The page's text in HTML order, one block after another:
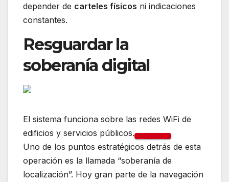
depender de carteles físicos ni indicaciones
constantes.
Resguardar la
soberanía digital
El sistema funciona sobre las redes WiFi de
edificios y servicios públicos.
Uno de los puntos estratégicos detrás de esta
operación es la llamada “soberanía de
localización”. Hoy gran parte de la navegación